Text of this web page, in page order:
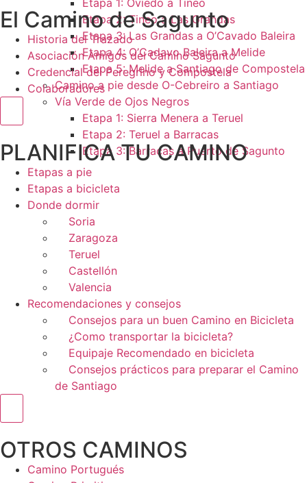
Etapa 1: Oviedo a Tineo
Etapa 2: Tineo a Las Grandas
Etapa 3: Las Grandas a O’Cavado Baleira
Etapa 4: O’Cadavo Baleira a Melide
Etapa 5: Melide a Santiago de Compostela
Camino a pie desde O-Cebreiro a Santiago
Vía Verde de Ojos Negros
Etapa 1: Sierra Menera a Teruel
Etapa 2: Teruel a Barracas
Etapa 3: Barracas a Puerto de Sagunto
El Camino de Sagunto
Historia del Trazado
Asociación Amigos del Camino Sagunto
Credencial del Peregrino y Compostela
Colaboradores
Menú conmutador hamburguesa
PLANIFICA TU CAMINO
Etapas a pie
Etapas a bicicleta
Donde dormir
Soria
Zaragoza
Teruel
Castellón
Valencia
Recomendaciones y consejos
Consejos para un buen Camino en Bicicleta
¿Como transportar la bicicleta?
Equipaje Recomendado en bicicleta
Consejos prácticos para preparar el Camino
de Santiago
OTROS CAMINOS
Camino Portugués